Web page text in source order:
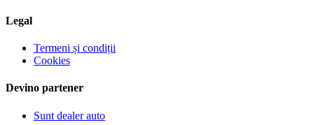
Legal
Termeni și condiții
Cookies
Devino partener
Sunt dealer auto